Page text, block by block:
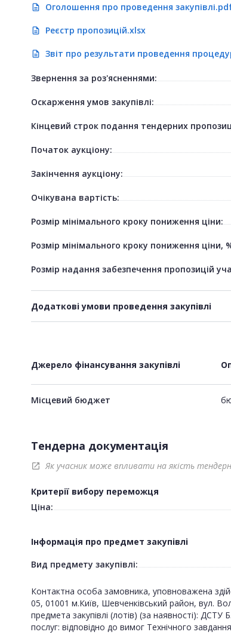
description Оголошення про проведення
description Реєстр пропозицій.xlsx
description Звіт про результати проведення
Звернення за роз'ясненнями:
Оскарження умов закупівлі:
Кінцевий строк подання тендерних
Початок аукціону:
Закінчення аукціону:
Очікувана вартість:
Розмір мінімального кроку пониження ціни:
Розмір мінімального кроку пониження ціни,
Розмір надання забезпечення пропозицій
Додаткові умови проведення закупівлі
Джерело фінансування закупівлі
Місцевий бюджет
Тендерна документація
open_in_new Як учасник може впливати на якість
Критерії вибору переможця
Ціна:
Інформація про предмет закупівлі
Вид предмету закупівлі:
Контактна особа замовника, уповноважена
05, 01001 м.Київ, Шевченківський район, вул.
предмета закупівлі (лотів) (за наявності):
послуг: відповідно до вимог Технічного